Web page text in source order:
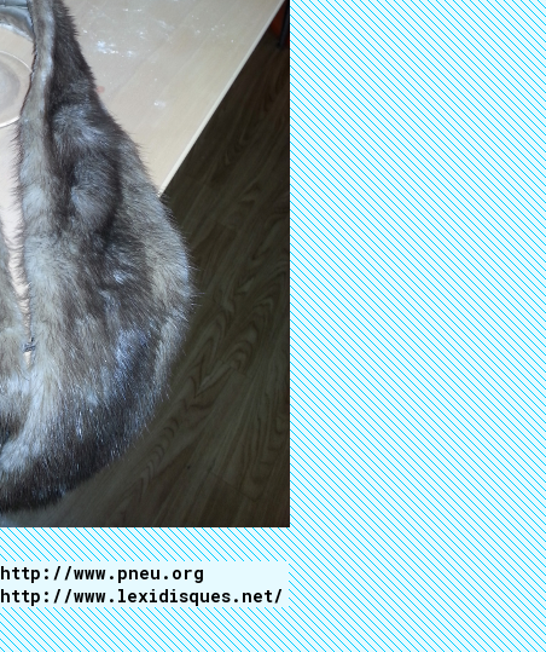
http://www.pneu.org
http://www.lexidisques.net/